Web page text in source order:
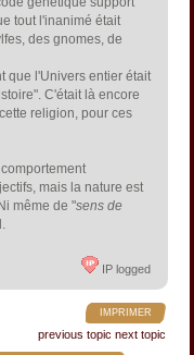
tout l'inanimé était
des gnomes, de
que l'Univers entier était
C'était là encore
religion, pour ces
mais la nature est
même de "sens de
IP logged
IMPRIMER
previous topic next topic